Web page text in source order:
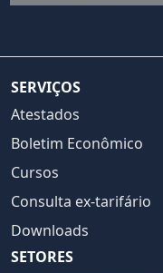
SERVIÇOS
Atestados
Boletim Econômico
Cursos
Consulta ex-tarifário
Downloads
SETORES